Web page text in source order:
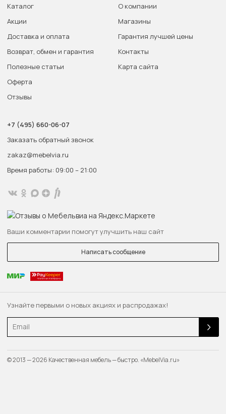
Узнайте первыми о новых акциях и распродажах!
Каталог
Акции
Доставка и оплата
Возврат, обмен и гарантия
Полезные статьи
Оферта
Отзывы
О компании
Магазины
Гарантия лучшей цены
Контакты
Карта сайта
+7 (495) 660-06-07
Заказать обратный звонок
zakaz@mebelvia.ru
Время работы: 09:00 – 21:00
Ваши комментарии помогут улучшить наш сайт
Написать сообщение
© 2013 — 2026 Качественная мебель — быстро. «MebelVia.ru»